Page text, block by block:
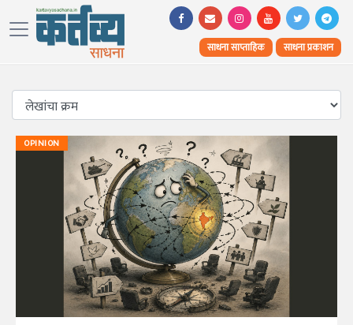
साधना साप्ताहिक साधना प्रकाशन
OPINION